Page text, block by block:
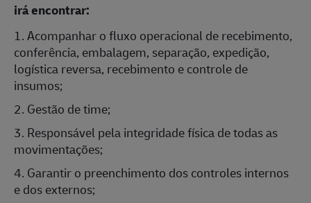
irá encontrar:
1. Acompanhar o fluxo operacional de recebimento,
conferência, embalagem, separação, expedição,
logística reversa, recebimento e controle de
insumos;
2. Gestão de time;
3. Responsável pela integridade física de todas as
movimentações;
4. Garantir o preenchimento dos controles internos
e dos externos;